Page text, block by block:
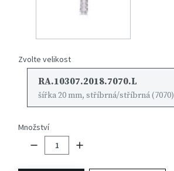
Zvolte velikost
RA.10307.2018.7070.L
šířka 20 mm, stříbrná/stříbrná (7070)
Množství